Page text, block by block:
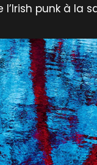
l’Irish punk à la